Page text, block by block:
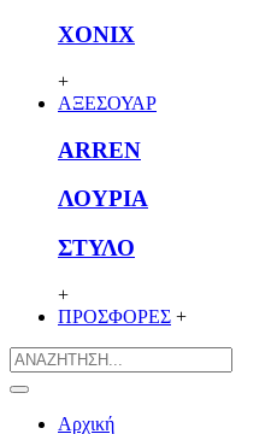
XONIX
+
ΑΞΕΣΟΥΑΡ
ARREN
ΛΟΥΡΙΑ
ΣΤΥΛΟ
+
ΠΡΟΣΦΟΡΕΣ +
Αρχική